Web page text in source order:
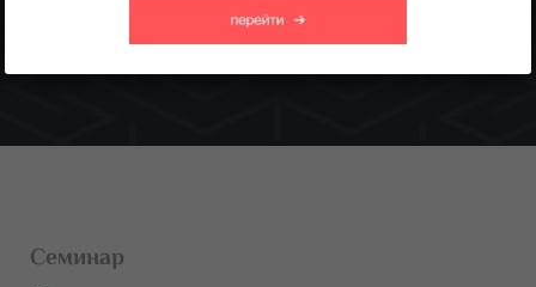
Получить консультацию
Семинар